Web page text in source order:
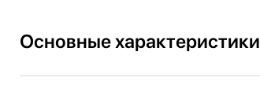
Основные характеристики